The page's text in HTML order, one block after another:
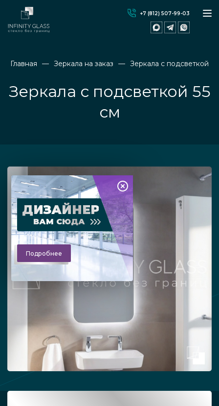
+7 (812) 507-99-03
Главная Зеркала на заказ Зеркала с подсветкой
Зеркала с подсветкой 55
см
ДИЗАЙНЕР
ВАМ СЮДА
Подробнее